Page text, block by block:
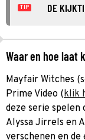
TIP DE
Waar en hoe laat
Mayfair Witches
Prime Video (klik
deze serie spelen
Alyssa Jirrels en
verschenen en